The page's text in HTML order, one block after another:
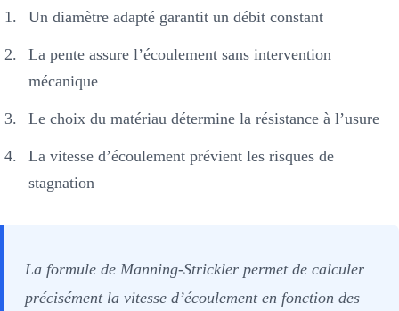
Un diamètre adapté garantit un débit constant
La pente assure l’écoulement sans intervention
mécanique
Le choix du matériau détermine la résistance à l’usure
La vitesse d’écoulement prévient les risques de
stagnation
La formule de Manning-Strickler permet de calculer
précisément la vitesse d’écoulement en fonction des